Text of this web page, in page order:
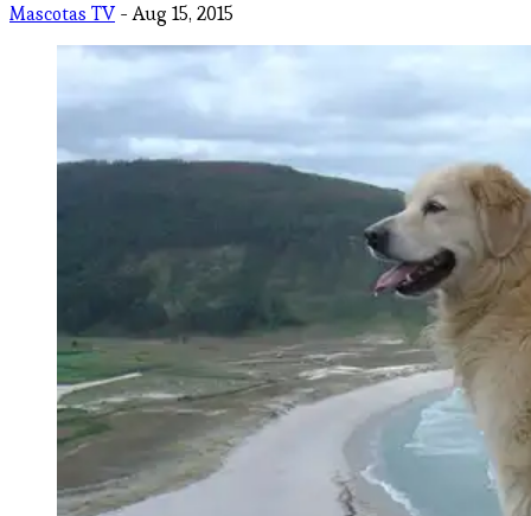
Mascotas TV - Aug 15, 2015